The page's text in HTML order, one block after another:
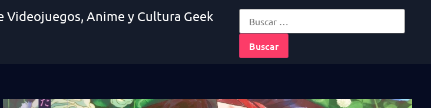
Videojuegos, Anime y Cultura Geek